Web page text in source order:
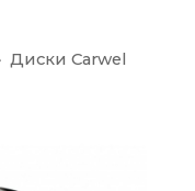
Диски Carwel